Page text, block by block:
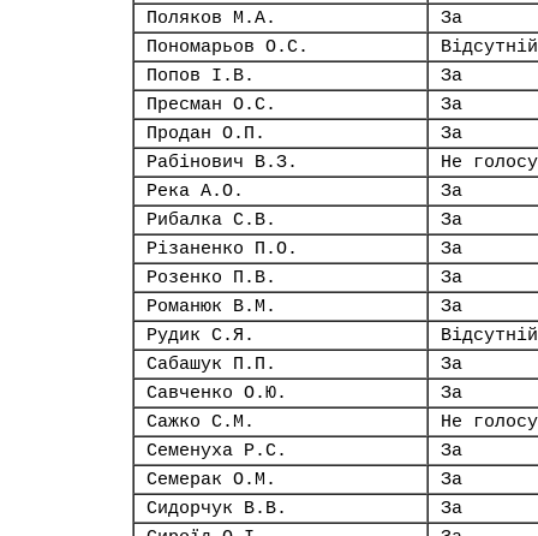
Поляков М.А.
За
Пономарьов О.С.
Відсутній
Попов І.В.
За
Пресман О.С.
За
Продан О.П.
За
Рабінович В.З.
Не
Река А.О.
За
Рибалка С.В.
За
Різаненко П.О.
За
Розенко П.В.
За
Романюк В.М.
За
Рудик С.Я.
Відсутній
Сабашук П.П.
За
Савченко О.Ю.
За
Сажко С.М.
Не
Семенуха Р.С.
За
Семерак О.М.
За
Сидорчук В.В.
За